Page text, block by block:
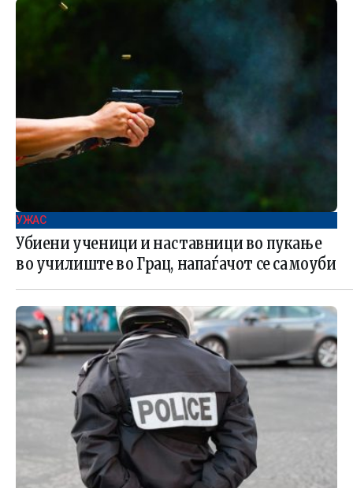
УЖАС
Убиени ученици и наставници во пукање
во училиште во Грац, напаѓачот се самоуби